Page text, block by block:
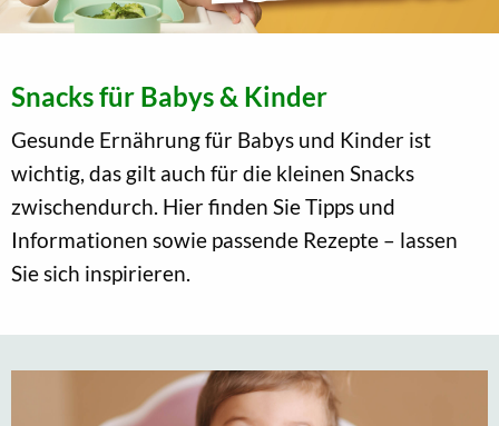
Snacks für Babys & Kinder
Gesunde Ernährung für Babys und Kinder ist
wichtig, das gilt auch für die kleinen Snacks
zwischendurch. Hier finden Sie Tipps und
Informationen sowie passende Rezepte – lassen
Sie sich inspirieren.